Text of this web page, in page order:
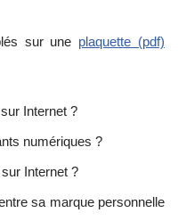
sur une plaquette (pdf)
Internet ?
numériques ?
Internet ?
sa marque personnelle